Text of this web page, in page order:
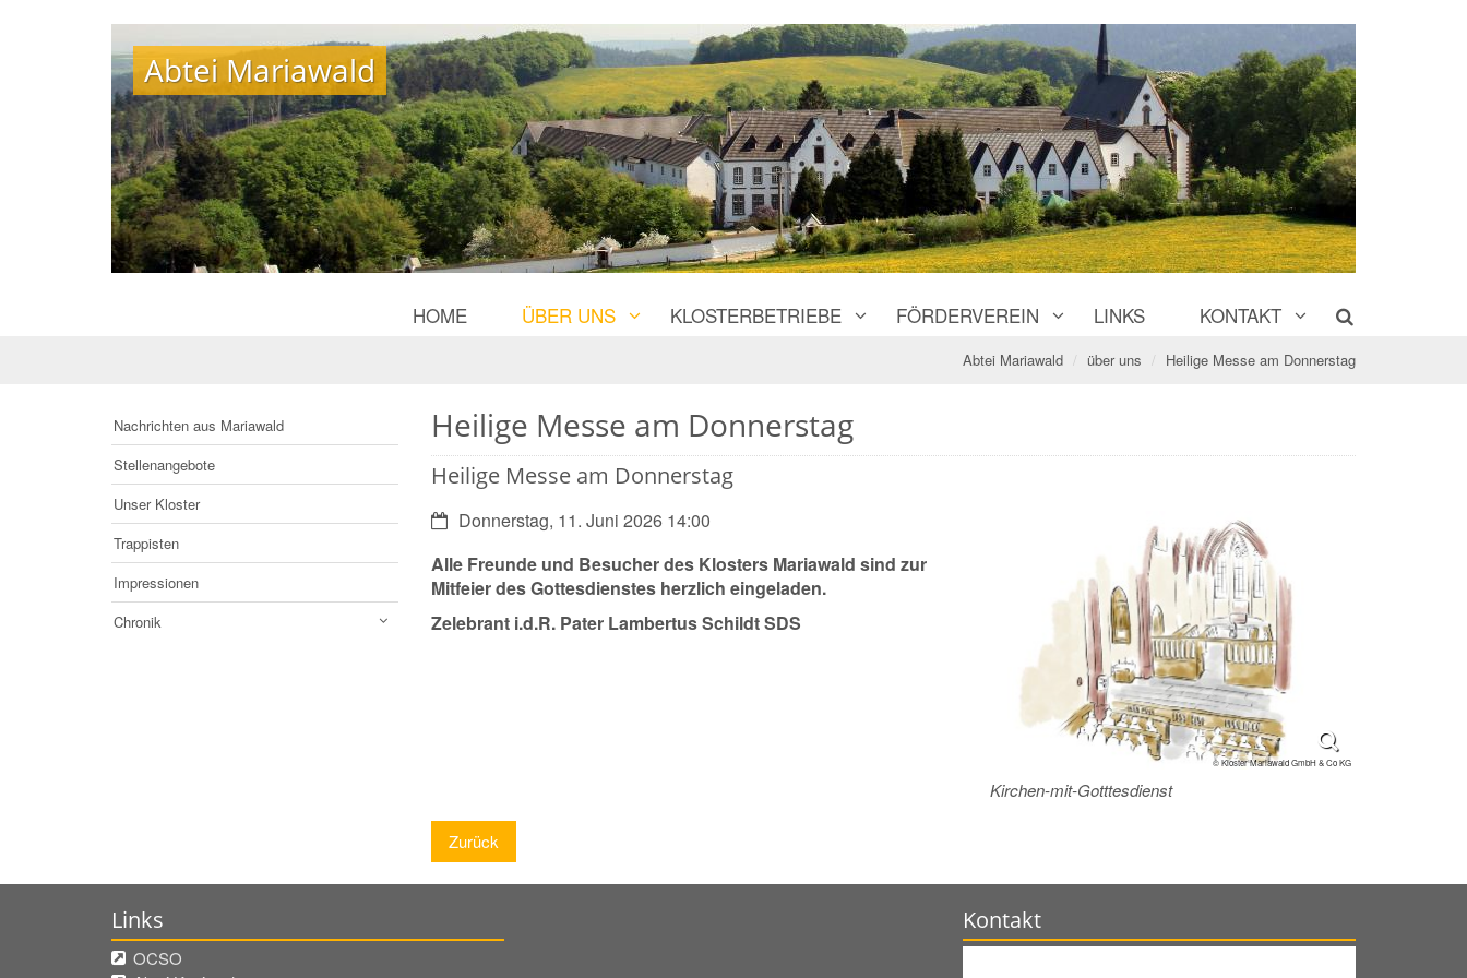
Abtei Mariawald
Abtei Mariawald
HOME ÜBER UNS KLOSTERBETRIEBE FÖRDERVEREIN LINKS KONTAKT
Abtei Mariawald über uns Heilige Messe am Donnerstag
Heilige Messe am Donnerstag
Heilige Messe am Donnerstag
© Kloster Mariawald GmbH & Co KG
Kirchen-mit-Gotttesdienst
Datum:Donnerstag, 11. Juni 2026 14:00
Alle Freunde und Besucher des Klosters Mariawald sind zur
Mitfeier des Gottesdienstes herzlich eingeladen.
Zelebrant i.d.R. Pater Lambertus Schildt SDS
Zurück
Nachrichten aus Mariawald
Stellenangebote
Unser Kloster
Trappisten
Impressionen
Chronik
Links
OCSO
Kontakt